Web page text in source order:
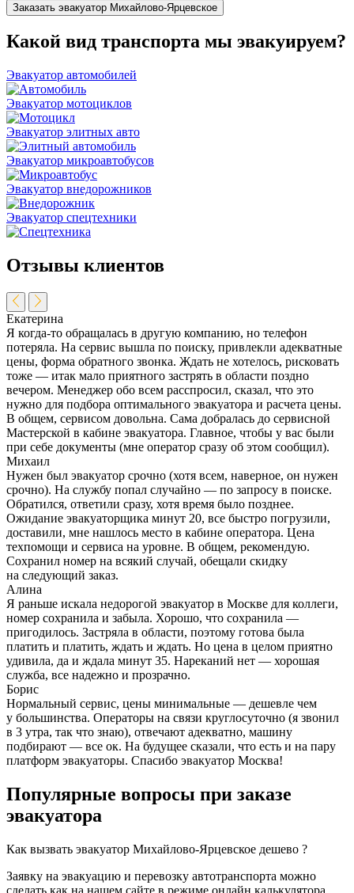
Заказать эвакуатор Михайлово-Ярцевское
Какой вид транспорта мы эвакуируем?
Эвакуатор автомобилей
Эвакуатор мотоциклов
Эвакуатор элитных авто
Эвакуатор микроавтобусов
Эвакуатор внедорожников
Эвакуатор спецтехники
Отзывы клиентов
Екатерина
Я когда-то обращалась в другую компанию, но телефон
потеряла. На сервис вышла по поиску, привлекли адекватные
цены, форма обратного звонка. Ждать не хотелось, рисковать
тоже — итак мало приятного застрять в области поздно
вечером. Менеджер обо всем расспросил, сказал, что это
нужно для подбора оптимального эвакуатора и расчета цены.
В общем, сервисом довольна. Сама добралась до сервисной
Мастерской в кабине эвакуатора. Главное, чтобы у вас были
при себе документы (мне оператор сразу об этом сообщил).
Михаил
Нужен был эвакуатор срочно (хотя всем, наверное, он нужен
срочно). На службу попал случайно — по запросу в поиске.
Обратился, ответили сразу, хотя время было позднее.
Ожидание эвакуаторщика минут 20, все быстро погрузили,
доставили, мне нашлось место в кабине оператора. Цена
техпомощи и сервиса на уровне. В общем, рекомендую.
Сохранил номер на всякий случай, обещали скидку
на следующий заказ.
Алина
Я раньше искала недорогой эвакуатор в Москве для коллеги,
номер сохранила и забыла. Хорошо, что сохранила —
пригодилось. Застряла в области, поэтому готова была
платить и платить, ждать и ждать. Но цена в целом приятно
удивила, да и ждала минут 35. Нареканий нет — хорошая
служба, все надежно и прозрачно.
Борис
Нормальный сервис, цены минимальные — дешевле чем
у большинства. Операторы на связи круглосуточно (я звонил
в 3 утра, так что знаю), отвечают адекватно, машину
подбирают — все ок. На будущее сказали, что есть и на пару
платформ эвакуаторы. Спасибо эвакуатор Москва!
Популярные вопросы при заказе
эвакуатора
Как вызвать эвакуатор Михайлово-Ярцевское дешево ?
Заявку на эвакуацию и перевозку автотранспорта можно
сделать как на нашем сайте в режиме онлайн калькулятора,